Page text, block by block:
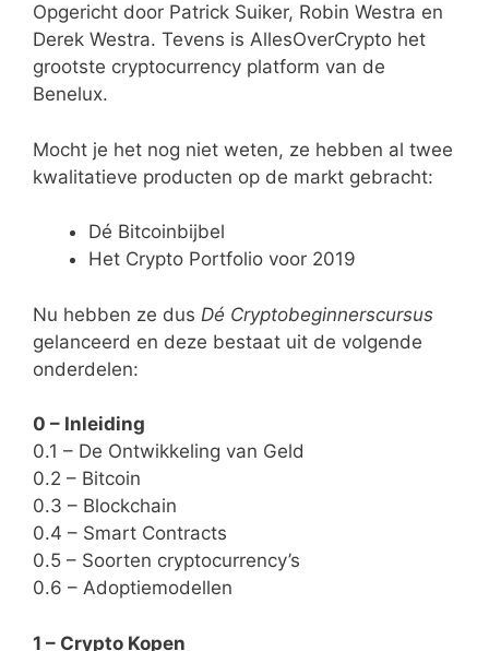
Opgericht door Patrick Suiker, Robin Westra en
Derek Westra. Tevens is AllesOverCrypto het
grootste cryptocurrency platform van de
Benelux.
Mocht je het nog niet weten, ze hebben al twee
kwalitatieve producten op de markt gebracht:
Dé Bitcoinbijbel
Het Crypto Portfolio voor 2019
Nu hebben ze dus Dé Cryptobeginnerscursus
gelanceerd en deze bestaat uit de volgende
onderdelen:
0 – Inleiding
0.1 – De Ontwikkeling van Geld
0.2 – Bitcoin
0.3 – Blockchain
0.4 – Smart Contracts
0.5 – Soorten cryptocurrency’s
0.6 – Adoptiemodellen
1 – Crypto Kopen